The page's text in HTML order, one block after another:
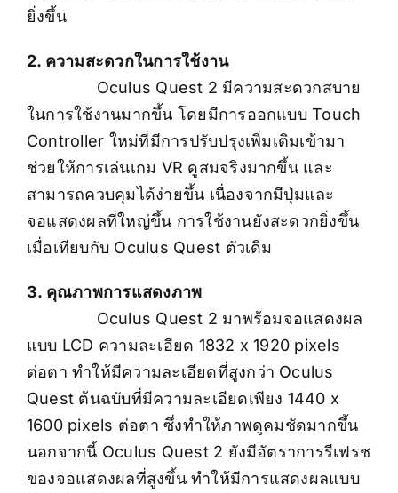
ยิ่งขึ้น
2. ความสะดวกในการใช้งาน
Oculus Quest 2 มีความสะดวกสบาย
ในการใช้งานมากขึ้น โดยมีการออกแบบ Touch
Controller ใหม่ที่มีการปรับปรุงเพิ่มเติมเข้ามา
ช่วยให้การเล่นเกม VR ดูสมจริงมากขึ้น และ
สามารถควบคุมได้ง่ายขึ้น เนื่องจากมีปุ่มและ
จอแสดงผลที่ใหญ่ขึ้น การใช้งานยังสะดวกยิ่งขึ้น
เมื่อเทียบกับ Oculus Quest ตัวเดิม
3. คุณภาพการแสดงภาพ
Oculus Quest 2 มาพร้อมจอแสดงผล
แบบ LCD ความละเอียด 1832 x 1920 pixels
ต่อตา ทำให้มีความละเอียดที่สูงกว่า Oculus
Quest ต้นฉบับที่มีความละเอียดเพียง 1440 x
1600 pixels ต่อตา ซึ่งทำให้ภาพดูคมชัดมากขึ้น
นอกจากนี้ Oculus Quest 2 ยังมีอัตราการรีเฟรช
ของจอแสดงผลที่สูงขึ้น ทำให้มีการแสดงผลแบบ